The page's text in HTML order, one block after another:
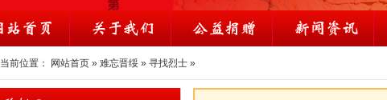
当前位置： 网站首页 » 难忘晋绥 » 寻找烈士 »